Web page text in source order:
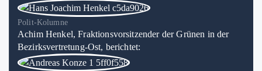
Polit-Kolumne
Achim Henkel, Fraktionsvorsitzender der Grünen in der
Bezirksvertretung-Ost, berichtet: